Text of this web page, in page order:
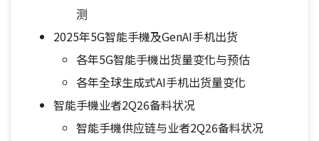
测
2025年5G智能手機及GenAI手机出货
各年5G智能手機出货量变化与预估
各年全球生成式AI手机出货量变化
智能手機业者2Q26备料状况
智能手機供应链与业者2Q26备料状况